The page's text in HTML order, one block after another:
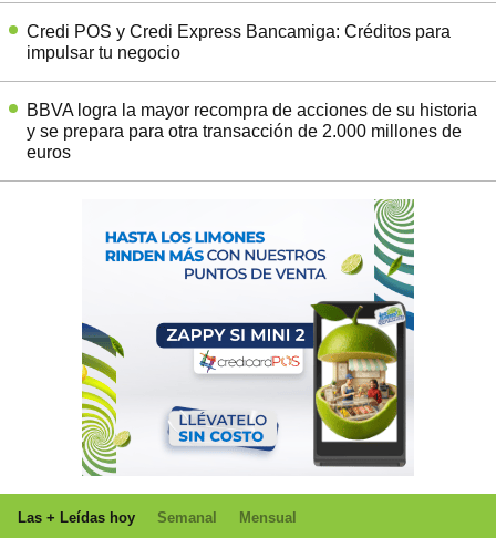
Credi POS y Credi Express Bancamiga: Créditos para
impulsar tu negocio
BBVA logra la mayor recompra de acciones de su historia
y se prepara para otra transacción de 2.000 millones de
euros
Las + Leídas hoy Semanal Mensual